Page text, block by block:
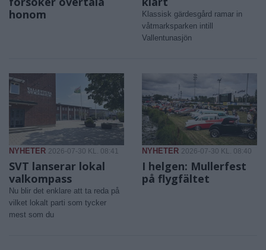
honom
Klassisk gärdesgård ramar in
våtmarksparken intill
Vallentunasjön
NYHETER 2026-07-30 KL. 08:41
SVT lanserar lokal
valkompass
Nu blir det enklare att ta reda på
vilket lokalt parti som tycker
mest som du
NYHETER 2026-07-30 KL. 08:40
I helgen: Mullerfest
på flygfältet